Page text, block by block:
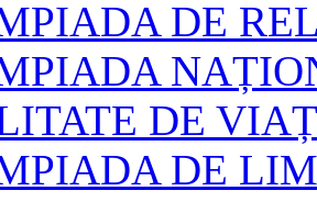
DE
DE
DE